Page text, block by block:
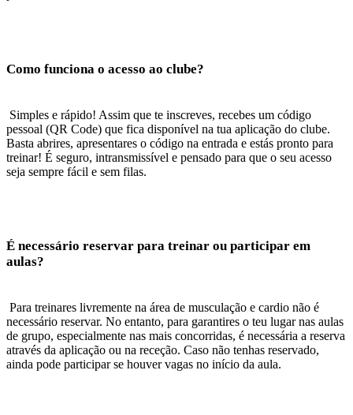
Como funciona o acesso ao clube?
Simples e rápido! Assim que te inscreves, recebes um código
pessoal (QR Code) que fica disponível na tua aplicação do clube.
Basta abrires, apresentares o código na entrada e estás pronto para
treinar! É seguro, intransmissível e pensado para que o seu acesso
seja sempre fácil e sem filas.
É necessário reservar para treinar ou participar em
aulas?
Para treinares livremente na área de musculação e cardio não é
necessário reservar. No entanto, para garantires o teu lugar nas aulas
de grupo, especialmente nas mais concorridas, é necessária a reserva
através da aplicação ou na receção. Caso não tenhas reservado,
ainda pode participar se houver vagas no início da aula.